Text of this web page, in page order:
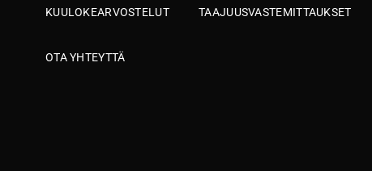
KUULOKEARVOSTELUT TAAJUUSVASTEMITTAUKSET
OTA YHTEYTTÄ